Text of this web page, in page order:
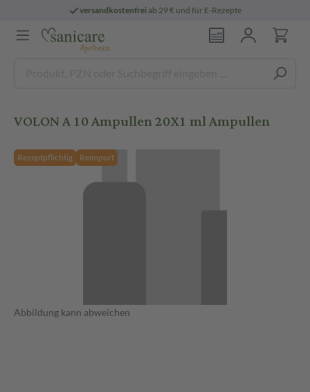
versandkostenfreiab 29 € und für E-Rezepte
VOLON A 10 Ampullen 20X1 ml Ampullen
Rezeptpflichtig Reimport
Abbildung kann abweichen